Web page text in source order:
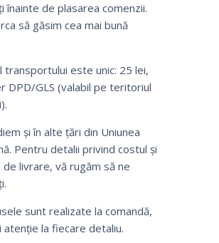
înainte de plasarea comenzii.
să găsim cea mai bună
transportului este unic: 25 lei,
DPD/GLS (valabil pe teritoriul
și în alte țări din Uniunea
Pentru detalii privind costul și
livrare, vă rugăm să ne
sunt realizate la comandă,
atenție la fiecare detaliu.